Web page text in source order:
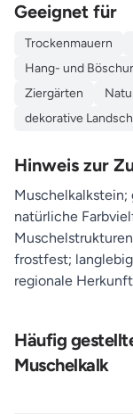
Geeignet für
Trockenmauern
Hang- und
Ziergärten
dekorative
Hinweis zur
Muschelkalkstein;
natürliche
frostfest;
regionale Herkunft
Häufig
Muschelkalk